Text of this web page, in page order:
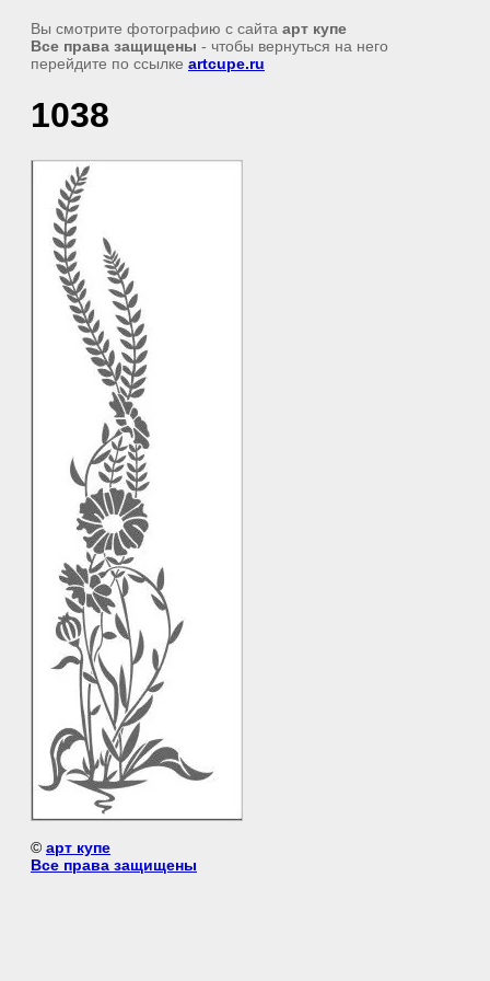
Вы смотрите фотографию с сайта арт купе
Все права защищены - чтобы вернуться на него
перейдите по ссылке artcupe.ru
1038
© арт купе
Все права защищены